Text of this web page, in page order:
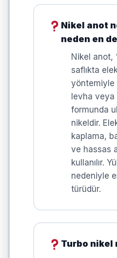
Nikel anot
neden en
Nikel anot,
saflıkta
yöntemiyle
levha veya
formunda
nikeldir.
kaplama,
ve hassas
kullanılır.
nedeniyle
türüdür.
Turbo nikel